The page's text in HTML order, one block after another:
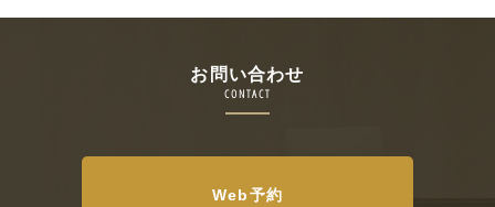
お問い合わせ
CONTACT
Web予約